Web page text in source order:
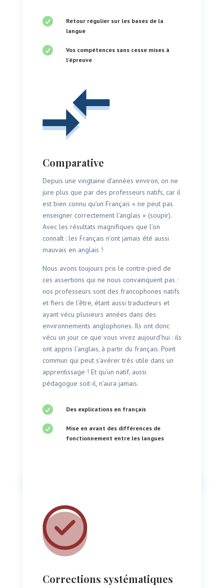

Retour régulier sur les bases de la
langue

Vos compétences sans cesse mises à
l'épreuve
Comparative
Depuis une vingtaine d’années environ, on ne
jure plus que par des professeurs natifs, car il
est bien connu qu’un Français « ne peut pas
enseigner correctement l’anglais » (soupir).
Avec les résultats magnifiques que l’on
connaît : les Français n’ont jamais été aussi
mauvais en anglais !
Nous avons toujours pris le contre-pied de
ces assertions qui ne nous convainquent pas :
nos professeurs sont des francophones natifs
et fiers de l’être, étant aussi traducteurs et
ayant vécu plusieurs années dans des
environnements anglophones. Ils ont donc
vécu un jour ce que vous vivez aujourd’hui : ils
ont appris l’anglais, à partir du français. Point
commun qui peut s’avérer très utile dans un
apprentissage ! Et qu’un natif, aussi
pédagogue soit-il, n’aura jamais.
 Des explications en français

Mise en avant des différences de
fonctionnement entre les langues
Corrections systématiques